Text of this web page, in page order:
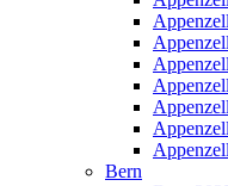
Bern